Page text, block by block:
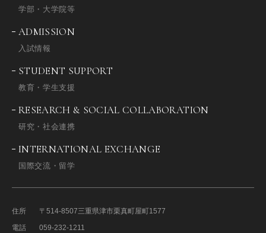
学部・大学院等
ADMISSION
入試情報
STUDENT SUPPORT
教育・学生支援
RESEARCH & SOCIAL COLLABORATION
研究・社会連携
INTERNATIONAL EXCHANGE
国際交流・留学
住所 〒514-8507三重県津市栗真町屋町1577
電話
059-232-1211